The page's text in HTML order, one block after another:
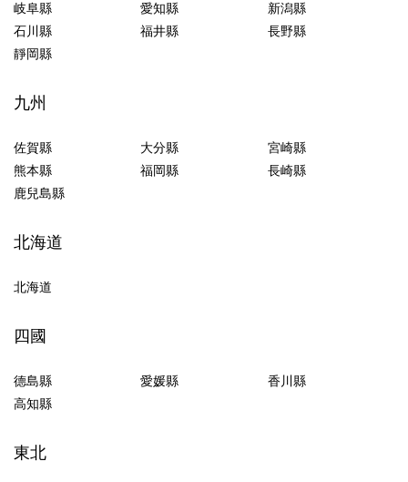
岐阜縣
愛知縣
新潟縣
石川縣
福井縣
長野縣
靜岡縣
九州
佐賀縣 大分縣
宮崎縣
熊本縣
福岡縣
長崎縣
鹿兒島縣
北海道
北海道
四國
德島縣 愛媛縣
香川縣
高知縣
東北